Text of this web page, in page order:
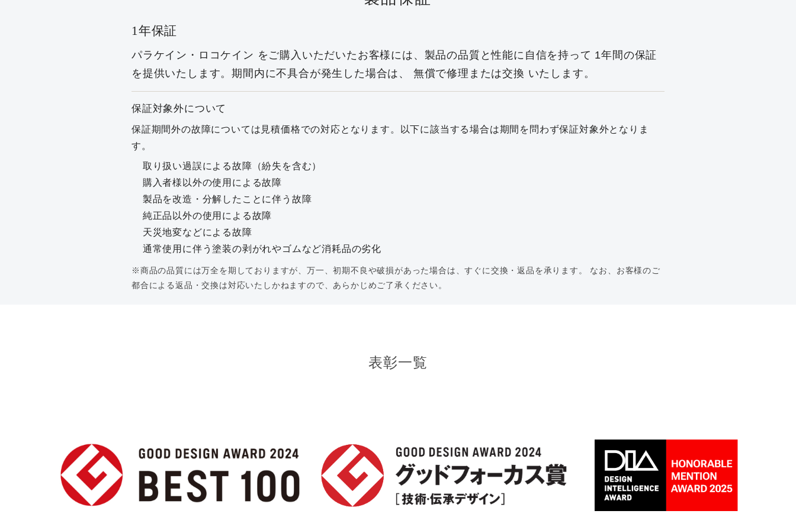
1年保証
パラケイン・ロコケイン をご購入いただいたお客様には、製品の品質と性能に自信を持って 1年間の保証
を提供いたします。期間内に不具合が発生した場合は、 無償で修理または交換 いたします。
保証対象外について
保証期間外の故障については見積価格での対応となります。以下に該当する場合は期間を問わず保証対象外となりま
す。
取り扱い過誤による故障（紛失を含む）
購入者様以外の使用による故障
製品を改造・分解したことに伴う故障
純正品以外の使用による故障
天災地変などによる故障
通常使用に伴う塗装の剥がれやゴムなど消耗品の劣化
※商品の品質には万全を期しておりますが、万一、初期不良や破損があった場合は、すぐに交換・返品を承ります。 なお、お客様のご
都合による返品・交換は対応いたしかねますので、あらかじめご了承ください。
表彰一覧